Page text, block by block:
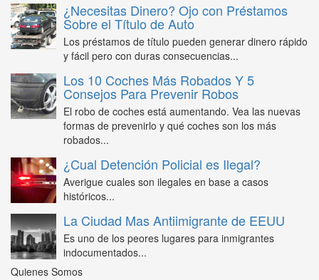
¿Necesitas Dinero? Ojo con Préstamos
Sobre el Título de Auto
Los préstamos de título pueden generar dinero rápido
y fácil pero con duras consecuencias...
Los 10 Coches Más Robados Y 5
Consejos Para Prevenir Robos
El robo de coches está aumentando. Vea las nuevas
formas de prevenirlo y qué coches son los más
robados...
¿Cual Detención Policial es Ilegal?
Averigue cuales son ilegales en base a casos
históricos...
La Ciudad Mas Antiimigrante de EEUU
Es uno de los peores lugares para inmigrantes
indocumentados...
Quienes Somos